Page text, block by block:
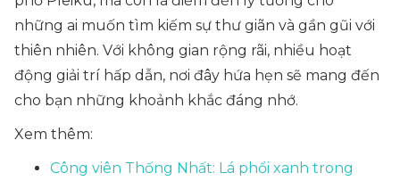
những ai muốn tìm kiếm sự thư giãn và gần gũi với
thiên nhiên. Với không gian rộng rãi, nhiều hoạt
động giải trí hấp dẫn, nơi đây hứa hẹn sẽ mang đến
cho bạn những khoảnh khắc đáng nhớ.
Xem thêm:
Công viên Thống Nhất: Lá phổi xanh trong